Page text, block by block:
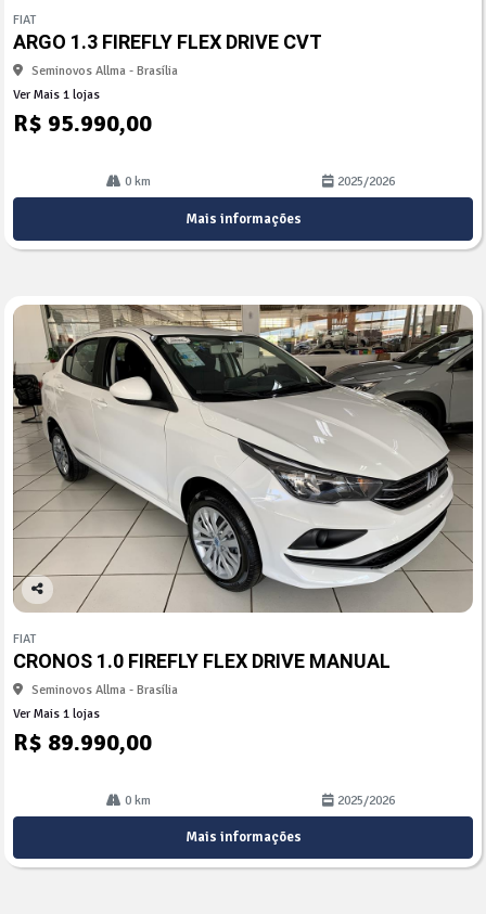
arti
lhe
FIAT
ARGO 1.3 FIREFLY FLEX DRIVE CVT
Seminovos Allma - Brasília
Ver Mais 1 lojas
R$ 95.990,00
0 km 2025/2026
Mais informações
Co
arti
lhe
FIAT
CRONOS 1.0 FIREFLY FLEX DRIVE MANUAL
Seminovos Allma - Brasília
Ver Mais 1 lojas
R$ 89.990,00
0 km 2025/2026
Mais informações